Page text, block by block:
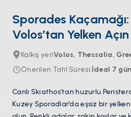
Sporades Kaçamağı:
Volos’tan Yelken Açın
Kalkış yeriVolos, Thessalia,
Önerilen Tatil Süresi:İdeal 7 gün
Canlı Skiathos’tan huzurlu
Kuzey Sporadlar’da eşsiz bir